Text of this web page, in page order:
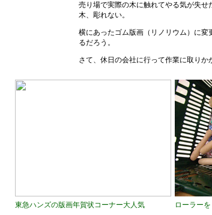
売り場で実際の木に触れてやる気が失せ
木、彫れない。
横にあったゴム版画（リノリウム）に変
るだろう。
さて、休日の会社に行って作業に取りか
東急ハンズの版画年賀状コーナー大人気 ローラー